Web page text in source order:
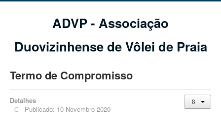
ADVP - Associação
Duovizinhense de Vôlei de Praia
Termo de Compromisso
Detalhes
Publicado: 10 Novembro 2020